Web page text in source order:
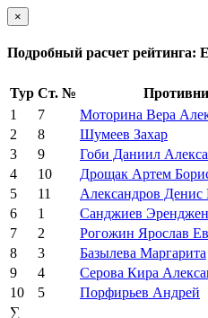
×
Подробный расчет рейтинга:
Тур Ст. №
1
7 Моторина Вера
2
8 Шумеев Захар
3
9 Гоби Даниил
4
10 Дрощак Артем
5
11 Александров Денис
6
1 Санджиев
7
2 Рогожин Ярослав
8
3 Базылева Маргарита
9
4 Серова Кира
10
5 Порфирьев Андрей
∑